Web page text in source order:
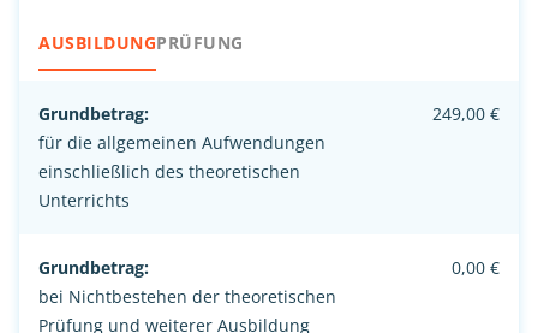
AUSBILDUNGPRÜFUNG
Grundbetrag:
für die allgemeinen Aufwendungen
einschließlich des theoretischen
Unterrichts
249,00 €
Grundbetrag:
bei Nichtbestehen der theoretischen
Prüfung und weiterer Ausbildung
0,00 €